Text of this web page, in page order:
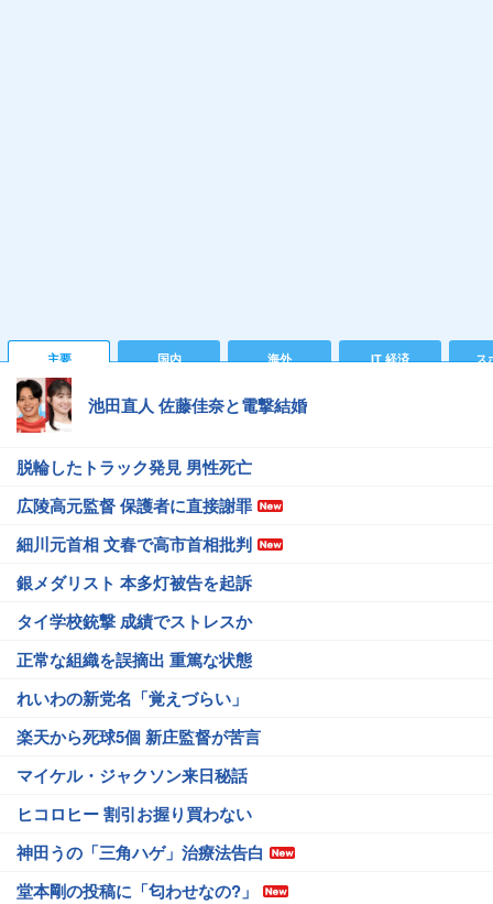
主要 国内 海外 IT 経済 ス
池田直人 佐藤佳奈と電撃結婚
脱輪したトラック発見 男性死亡
広陵高元監督 保護者に直接謝罪
細川元首相 文春で高市首相批判
銀メダリスト 本多灯被告を起訴
タイ学校銃撃 成績でストレスか
正常な組織を誤摘出 重篤な状態
れいわの新党名「覚えづらい」
楽天から死球5個 新庄監督が苦言
マイケル・ジャクソン来日秘話
ヒコロヒー 割引お握り買わない
神田うの「三角ハゲ」治療法告白
堂本剛の投稿に「匂わせなの?」